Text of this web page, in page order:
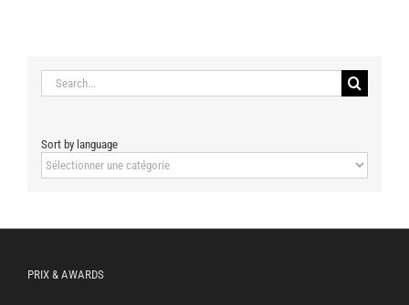
Search
for:
Sort by language
Sort
by
PRIX & AWARDS